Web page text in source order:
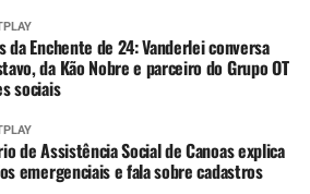
da Enchente de 24: Vanderlei conversa
da Kão Nobre e parceiro do Grupo OT
sociais
de Assistência Social de Canoas explica
emergenciais e fala sobre cadastros